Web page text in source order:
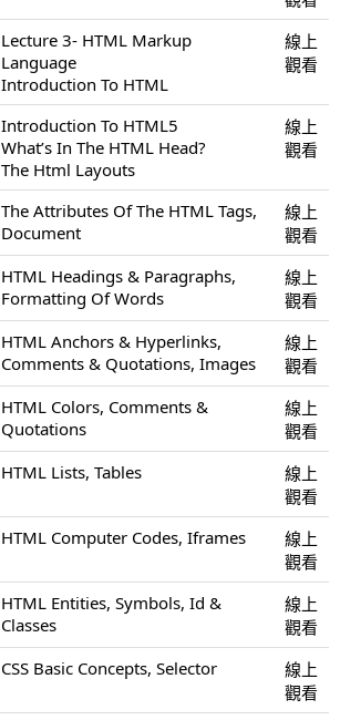
Lecture 3- HTML Markup
Language
Introduction To HTML
線上
觀看
Introduction To HTML5
What’s In The HTML Head?
The Html Layouts
線上
觀看
The Attributes Of The HTML Tags,
Document
線上
觀看
HTML Headings & Paragraphs,
Formatting Of Words
線上
觀看
HTML Anchors & Hyperlinks,
Comments & Quotations, Images
線上
觀看
HTML Colors, Comments &
Quotations
線上
觀看
HTML Lists, Tables
線上
觀看
HTML Computer Codes, Iframes
線上
觀看
HTML Entities, Symbols, Id &
Classes
線上
觀看
CSS Basic Concepts, Selector
線上
觀看